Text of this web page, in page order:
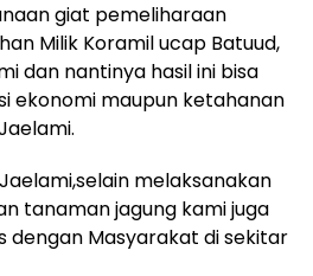
giat pemeliharaan
Milik Koramil ucap Batuud,
dan nantinya hasil ini bisa
ekonomi maupun ketahanan
melaksanakan
tanaman jagung kami juga
dengan Masyarakat di sekitar